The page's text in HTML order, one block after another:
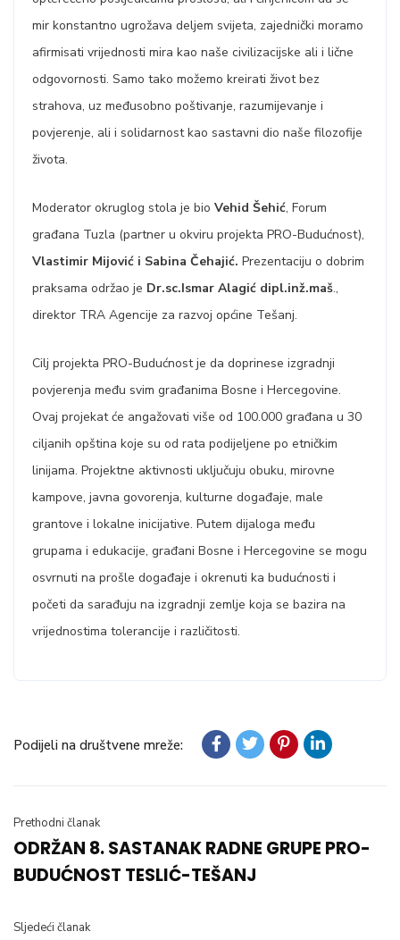
mir konstantno ugrožava deljem svijeta, zajednički moramo
afirmisati vrijednosti mira kao naše civilizacijske ali i lične
odgovornosti. Samo tako možemo kreirati život bez
strahova, uz međusobno poštivanje, razumijevanje i
povjerenje, ali i solidarnost kao sastavni dio naše filozofije
života.
Moderator okruglog stola je bio Vehid Šehić, Forum
građana Tuzla (partner u okviru projekta PRO-Budućnost),
Vlastimir Mijović i Sabina Čehajić. Prezentaciju o dobrim
praksama održao je Dr.sc.Ismar Alagić dipl.inž.maš.,
direktor TRA Agencije za razvoj općine Tešanj.
Cilj projekta PRO-Budućnost je da doprinese izgradnji
povjerenja među svim građanima Bosne i Hercegovine.
Ovaj projekat će angažovati više od 100.000 građana u 30
ciljanih opština koje su od rata podijeljene po etničkim
linijama. Projektne aktivnosti uključuju obuku, mirovne
kampove, javna govorenja, kulturne događaje, male
grantove i lokalne inicijative. Putem dijaloga među
grupama i edukacije, građani Bosne i Hercegovine se mogu
osvrnuti na prošle događaje i okrenuti ka budućnosti i
početi da sarađuju na izgradnji zemlje koja se bazira na
vrijednostima tolerancije i različitosti.
Podijeli na društvene mreže:
Prethodni članak
ODRŽAN 8. SASTANAK RADNE GRUPE PRO-
BUDUĆNOST TESLIĆ-TEŠANJ
Sljedeći članak